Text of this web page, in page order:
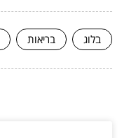
בלוג בריאות